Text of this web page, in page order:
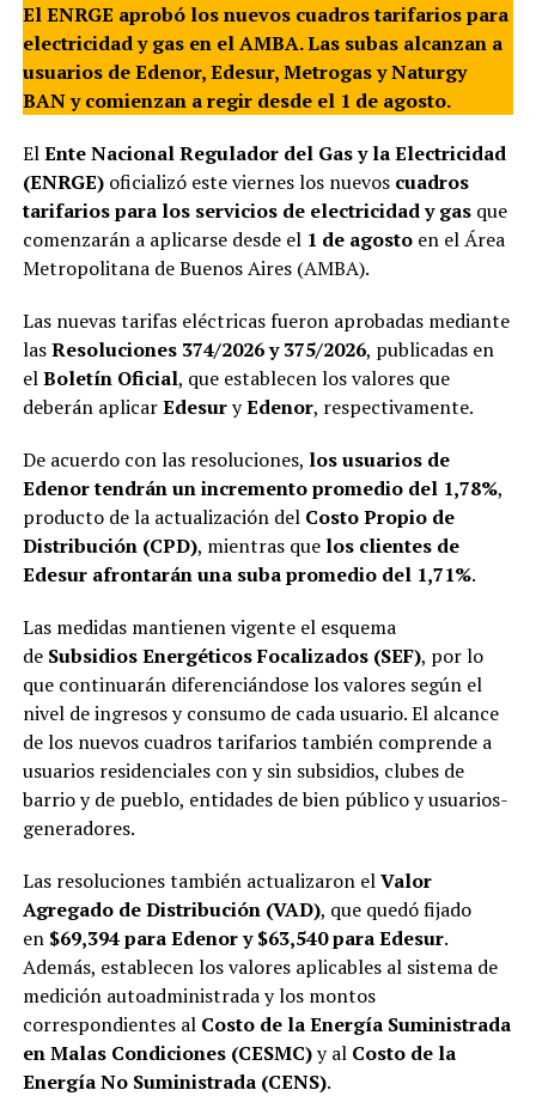
El ENRGE aprobó los nuevos cuadros tarifarios para
electricidad y gas en el AMBA. Las subas alcanzan a
usuarios de Edenor, Edesur, Metrogas y Naturgy
BAN y comienzan a regir desde el 1 de agosto.
ElEnte Nacional Regulador del Gas y la Electricidad
(ENRGE)oficializó este viernes los nuevos cuadros
tarifarios para los servicios de electricidad y gasque
comenzarán a aplicarse desde el 1 de agostoen el Área
Metropolitana de Buenos Aires (AMBA).
Las nuevas tarifas eléctricas fueron aprobadas mediante
lasResoluciones 374/2026 y 375/2026, publicadas en
elBoletín Oficial, que establecen los valores que
deberán aplicarEdesuryEdenor, respectivamente.
De acuerdo con las resoluciones, los usuarios de
Edenor tendrán un incremento promedio del 1,78%,
producto de la actualización del Costo Propio de
Distribución (CPD), mientras que los clientes de
Edesur afrontarán una suba promedio del 1,71%.
Las medidas mantienen vigente el esquema
de Subsidios Energéticos Focalizados (SEF), por lo
que continuarán diferenciándose los valores según el
nivel de ingresos y consumo de cada usuario. El alcance
de los nuevos cuadros tarifarios también comprende a
usuarios residenciales con y sin subsidios, clubes de
barrio y de pueblo, entidades de bien público y usuarios-
generadores.
Las resoluciones también actualizaron elValor
Agregado de Distribución (VAD), que quedó fijado
en $69,394 para Edenor y $63,540 para Edesur.
Además, establecen los valores aplicables al sistema de
medición autoadministrada y los montos
correspondientes al Costo de la Energía Suministrada
en Malas Condiciones (CESMC)y al Costo de la
Energía No Suministrada (CENS).